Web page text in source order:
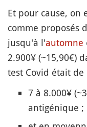
Et pour cause, on
comme proposés
jusqu'à l'automne
2.900¥ (~15,90€)
test Covid était de
7 à 8.000¥
antigénique ;